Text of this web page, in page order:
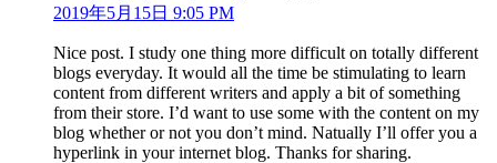
2019年5月15日 9:05 PM
Nice post. I study one thing more difficult on totally different
blogs everyday. It would all the time be stimulating to learn
content from different writers and apply a bit of something
from their store. I’d want to use some with the content on my
blog whether or not you don’t mind. Natually I’ll offer you a
hyperlink in your internet blog. Thanks for sharing.